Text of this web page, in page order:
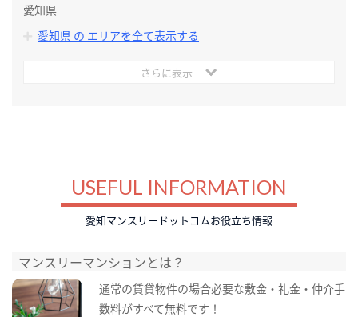
愛知県
愛知県 の エリアを全て表示する
さらに表示
USEFUL INFORMATION
愛知マンスリードットコムお役立ち情報
マンスリーマンションとは？
通常の賃貸物件の場合必要な敷金・礼金・仲介手
数料がすべて無料です！